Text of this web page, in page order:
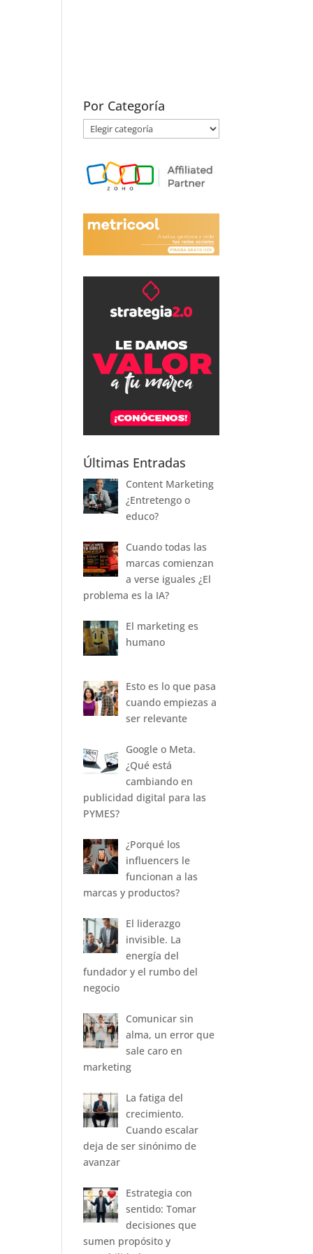
Por Categoría
Por
Categoría
Últimas Entradas
Content Marketing
¿Entretengo o
educo?
Cuando todas las
marcas comienzan
a verse iguales ¿El
problema es la IA?
El marketing es
humano
Esto es lo que pasa
cuando empiezas a
ser relevante
Google o Meta.
¿Qué está
cambiando en
publicidad digital para las
PYMES?
¿Porqué los
influencers le
funcionan a las
marcas y productos?
El liderazgo
invisible. La
energía del
fundador y el rumbo del
negocio
Comunicar sin
alma, un error que
sale caro en
marketing
La fatiga del
crecimiento.
Cuando escalar
deja de ser sinónimo de
avanzar
Estrategia con
sentido: Tomar
decisiones que
sumen propósito y